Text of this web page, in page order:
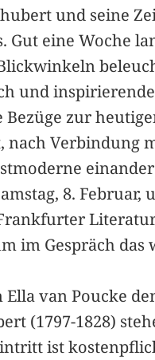
und seine
Gut eine Woche
und
zur
Verbindung
8. Februar,
im Gespräch
van Poucke
(1797-1828)
ist